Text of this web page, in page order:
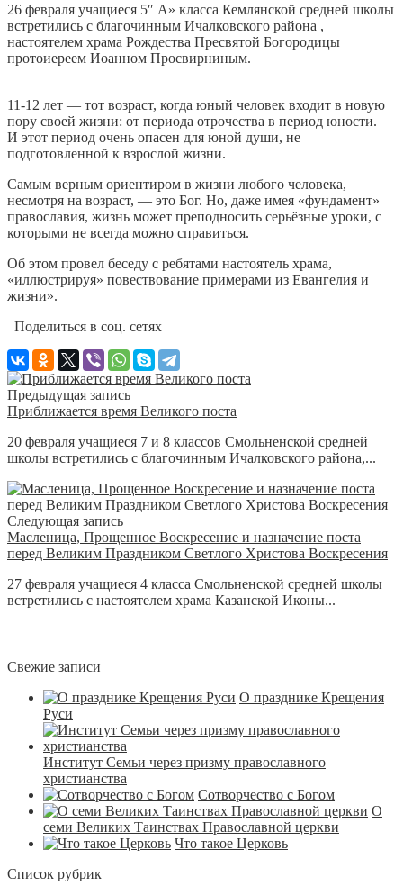
26 февраля учащиеся 5″ А» класса Кемлянской средней школы
встретились с благочинным Ичалковского района ,
настоятелем храма Рождества Пресвятой Богородицы
протоиереем Иоанном Просвирниным.
11-12 лет — тот возраст, когда юный человек входит в новую
пору своей жизни: от периода отрочества в период юности.
И этот период очень опасен для юной души, не
подготовленной к взрослой жизни.
Самым верным ориентиром в жизни любого человека,
несмотря на возраст, — это Бог. Но, даже имея «фундамент»
православия, жизнь может преподносить серьёзные уроки, с
которыми не всегда можно справиться.
Об этом провел беседу с ребятами настоятель храма,
«иллюстрируя» повествование примерами из Евангелия и
жизни».
Поделиться в соц. сетях
Предыдущая запись
Приближается время Великого поста
20 февраля учащиеся 7 и 8 классов Смольненской средней
школы встретились с благочинным Ичалковского района,...
Следующая запись
Масленица, Прощенное Воскресение и назначение поста
перед Великим Праздником Светлого Христова Воскресения
27 февраля учащиеся 4 класса Смольненской средней школы
встретились с настоятелем храма Казанской Иконы...
Свежие записи
О празднике Крещения
Руси
Институт Семьи через призму православного
христианства
Сотворчество с Богом
О
семи Великих Таинствах Православной церкви
Что такое Церковь
Список рубрик